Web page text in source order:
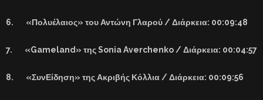
6. «Πολυέλαιος» του Αντώνη Γλαρού / Διάρκεια: 00:09:48
7. «Gameland» τηςSonia Averchenko / Διάρκεια: 00:04:57
8. «ΣυνΕίδηση» της Ακριβής Κόλλια / Διάρκεια: 00:09:56